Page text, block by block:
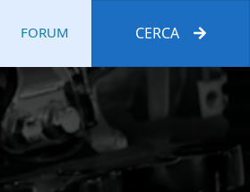
FORUM CERCA